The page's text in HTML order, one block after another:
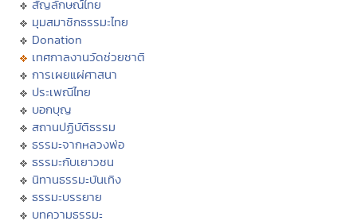
สัญลักษณ์ไทย
มุมสมาชิกธรรมะไทย
Donation
เทศกาลงานวัดช่วยชาติ
การเผยแผ่ศาสนา
ประเพณีไทย
บอกบุญ
สถานปฏิบัติธรรม
ธรรมะจากหลวงพ่อ
ธรรมะกับเยาวชน
นิทานธรรมะบันเทิง
ธรรมะบรรยาย
บทความธรรมะ